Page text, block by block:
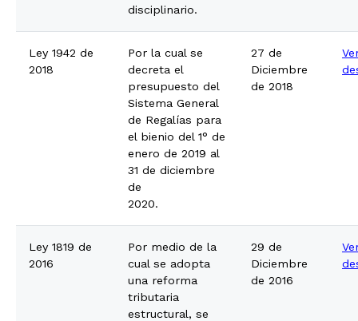
disciplinario.
Ley 1942 de
2018
Por la cual se
decreta el
presupuesto del
Sistema General
de Regalías para
el bienio del 1° de
enero de 2019 al
31 de diciembre
de
2020.
27 de
Diciembre
de 2018
Ley 1819 de
2016
Por medio de la
cual se adopta
una reforma
tributaria
estructural, se
29 de
Diciembre
de 2016